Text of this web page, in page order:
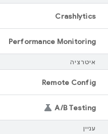
Crashlytics
Performance Monitoring
איטרציה
Remote Config
A/B Testing
עניין